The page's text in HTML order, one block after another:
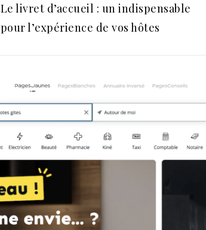
Le livret d’accueil : un indispensable
pour l’expérience de vos hôtes